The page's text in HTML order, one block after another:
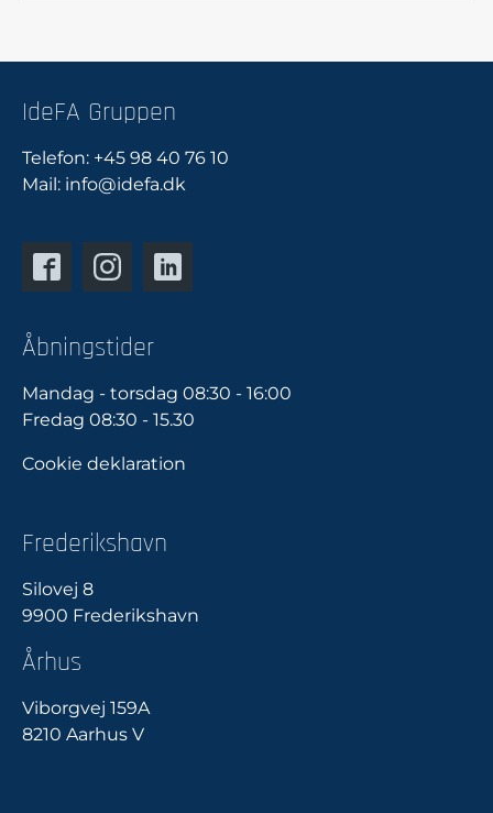
IdeFA Gruppen
Telefon: +45 98 40 76 10
Mail: info@idefa.dk
Åbningstider
Mandag - torsdag 08:30 - 16:00
Fredag 08:30 - 15.30
Cookie deklaration
Frederikshavn
Silovej 8
9900 Frederikshavn
Århus
Viborgvej 159A
8210 Aarhus V